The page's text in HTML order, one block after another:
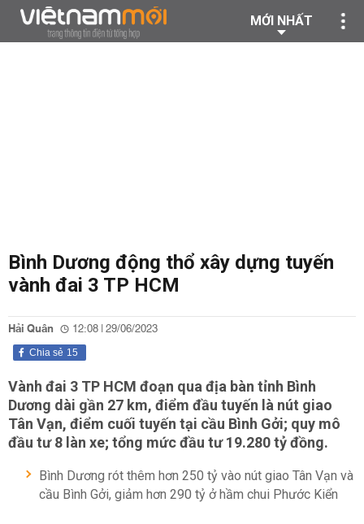
MỚI NHẤT
Bình Dương động thổ xây dựng tuyến
vành đai 3 TP HCM
Hải Quân 12:08 | 29/06/2023
15
Chia sẻ
Vành đai 3 TP HCM đoạn qua địa bàn tỉnh Bình
Dương dài gần 27 km, điểm đầu tuyến là nút giao
Tân Vạn, điểm cuối tuyến tại cầu Bình Gởi; quy mô
đầu tư 8 làn xe; tổng mức đầu tư 19.280 tỷ đồng.
Bình Dương rót thêm hơn 250 tỷ vào nút giao Tân Vạn và
cầu Bình Gởi, giảm hơn 290 tỷ ở hầm chui Phước Kiển